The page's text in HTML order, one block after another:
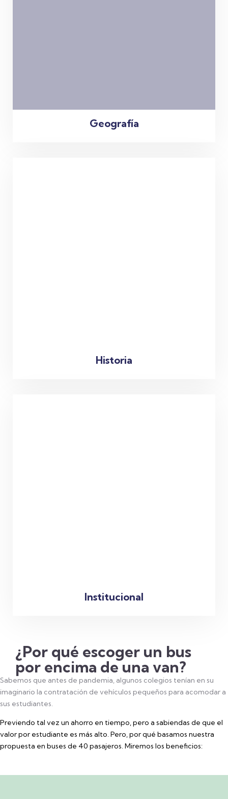
Geografía
Historia
Institucional
¿Por qué escoger un bus
por encima de una van?
Sabemos que antes de pandemia, algunos colegios tenían en su
imaginario la contratación de vehículos pequeños para acomodar a
sus estudiantes.
Previendo tal vez un ahorro en tiempo, pero a sabiendas de que el
valor por estudiante es más alto. Pero, por qué basamos nuestra
propuesta en buses de 40 pasajeros. Miremos los beneficios: